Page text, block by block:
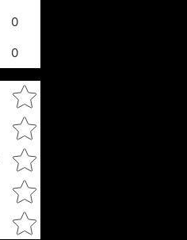
0
0
Star rating